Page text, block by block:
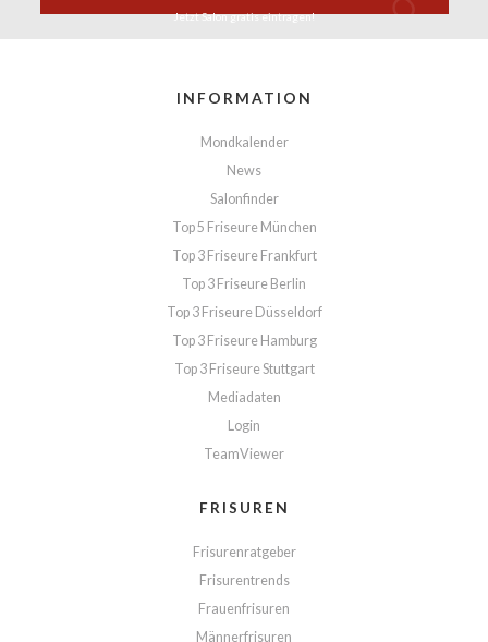
Jetzt Salongratis eintragen!
INFORMATION
Mondkalender
News
Salonfinder
Top 5 Friseure München
Top 3 Friseure Frankfurt
Top 3 Friseure Berlin
Top 3 Friseure Düsseldorf
Top 3 Friseure Hamburg
Top 3 Friseure Stuttgart
Mediadaten
Login
TeamViewer
FRISUREN
Frisurenratgeber
Frisurentrends
Frauenfrisuren
Männerfrisuren